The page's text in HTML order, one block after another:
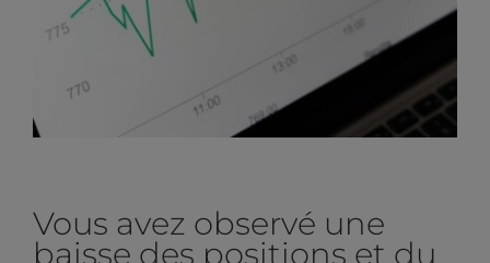
Vous avez observé une
baisse des positions et du